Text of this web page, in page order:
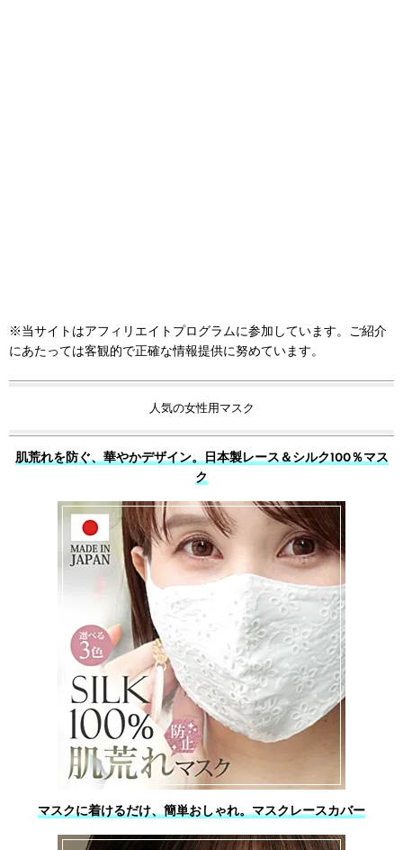
※当サイトはアフィリエイトプログラムに参加しています。ご紹介
にあたっては客観的で正確な情報提供に努めています。
人気の女性用マスク
肌荒れを防ぐ、華やかデザイン。日本製レース＆シルク100％マス
ク
マスクに着けるだけ、簡単おしゃれ。マスクレースカバー